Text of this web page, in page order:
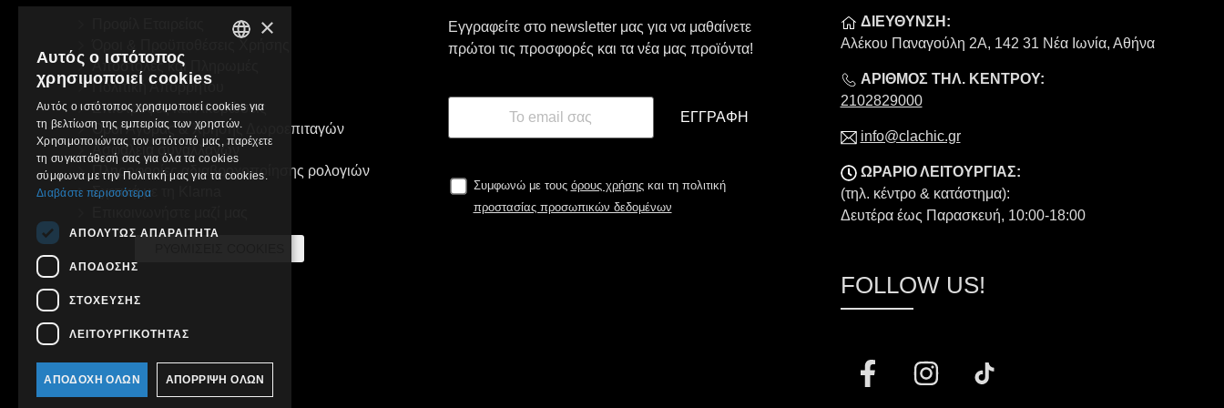
Αποστολές και Πληρωμές
Πολιτική Απορρήτου
Επιστροφές και Ακυρώσεις
Όροι Αγοράς & Χρήσης Δωροεπιταγών
Ασφάλεια συναλλαγών
Πληροφορίες αδιαβροχοποίησης ρολογιών
Σχετικά με τη Klarna
Εγγραφείτε στο newsletter μας για να μαθαίνετε
πρώτοι τις προσφορές και τα νέα μας προϊόντα!
ΕΓΓΡΑΦΉ
Συμφωνώ με τους όρους χρήσηςκαι τη πολιτική
προστασίας προσωπικών δεδομένων
ΔΙΕΥΘΥΝΣΗ:
Αλέκου Παναγούλη 2Α, 142 31 Νέα Ιωνία, Αθήνα
ΑΡΙΘΜΟΣ ΤΗΛ. ΚΕΝΤΡΟΥ:
2102829000
info@clachic.gr
ΩΡΑΡΙΟ ΛΕΙΤΟΥΡΓΙΑΣ:
(τηλ. κέντρο & κατάστημα):
Δευτέρα έως Παρασκευή, 10:00-18:00
FOLLOW US!
×
Αυτός ο ιστότοπος
χρησιμοποιεί cookies
Αυτός ο ιστότοπος χρησιμοποιεί cookies για
τη βελτίωση της εμπειρίας των χρηστών.
Χρησιμοποιώντας τον ιστότοπό μας, παρέχετε
τη συγκατάθεσή σας για όλα τα cookies
σύμφωνα με την Πολιτική μας για τα cookies.
Διαβάστε περισσότερα
ΑΠΟΛΎΤΩΣ ΑΠΑΡΑΊΤΗΤΑ
ΑΠΌΔΟΣΗΣ
ΣΤΌΧΕΥΣΗΣ
ΛΕΙΤΟΥΡΓΙΚΌΤΗΤΑΣ
ΑΠΟΔΟΧΉ ΌΛΩΝ ΑΠΌΡΡΙΨΗ ΌΛΩΝ